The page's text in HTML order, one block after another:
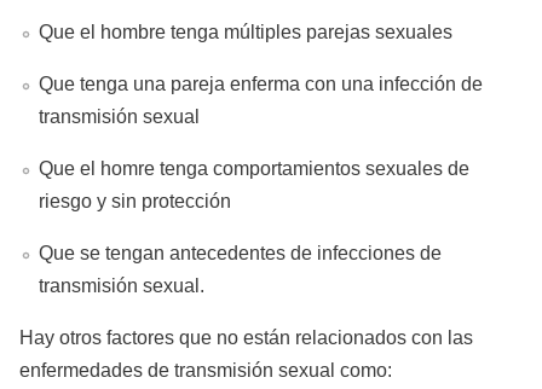
Que el hombre tenga múltiples parejas sexuales
Que tenga una pareja enferma con una infección de
transmisión sexual
Que el homre tenga comportamientos sexuales de
riesgo y sin protección
Que se tengan antecedentes de infecciones de
transmisión sexual.
Hay otros factores que no están relacionados con las
enfermedades de transmisión sexual como: